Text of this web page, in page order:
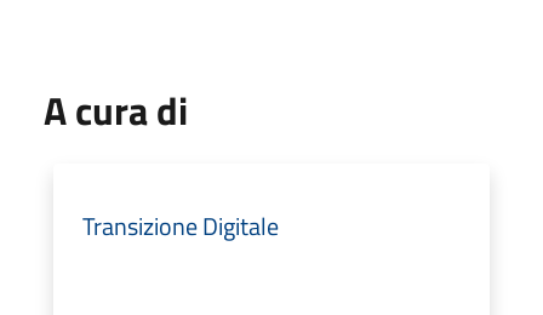
A cura di
Transizione Digitale